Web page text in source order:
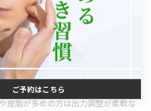
とが大切です。神奈川県綾瀬市で
ックごとに複数の脱毛方式が導入さ
敏感肌・普通肌など肌質ごとにおす
ます。
には低刺激の光脱毛（IPL）や、肌へ
式のレーザー脱毛が選ばれる傾向で
皮脂が多めの方は出力調整が柔軟な
ご予約はこちら